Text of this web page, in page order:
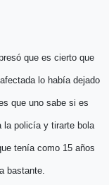
que es cierto que
lo había dejado
que uno sabe si es
la policía y tirarte bola
tenía como 15 años
bastante.